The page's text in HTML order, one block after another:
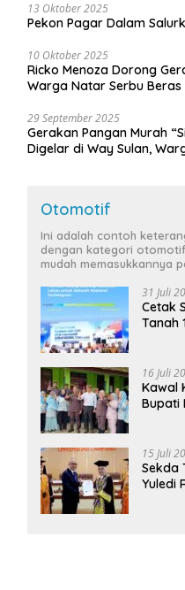
13 Oktober 2025
Pekon Pagar Dalam
10 Oktober 2025
Ricko Menoza Dorong
Warga Natar Serbu Beras
29 September 2025
Gerakan Pangan Murah
Digelar di Way Sulan,
Otomotif
Ini adalah contoh
dengan kategori
mudah memasukkannya
31 Juli
Cetak
Tanah
16 Juli
Kawal
Bupati
Bergizi
15 Juli
Sekda
Yuledi